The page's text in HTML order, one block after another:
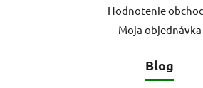
Hodnotenie
Moja objednávka
Blog